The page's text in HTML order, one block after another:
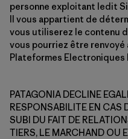
personne exploitant ledit
Il vous appartient de
vous utiliserez le contenu
vous pourriez être renvoyé
Plateformes Electroniques
PATAGONIA DECLINE
RESPONSABILITE EN CAS
SUBI DU FAIT DE
TIERS, LE MARCHAND OU